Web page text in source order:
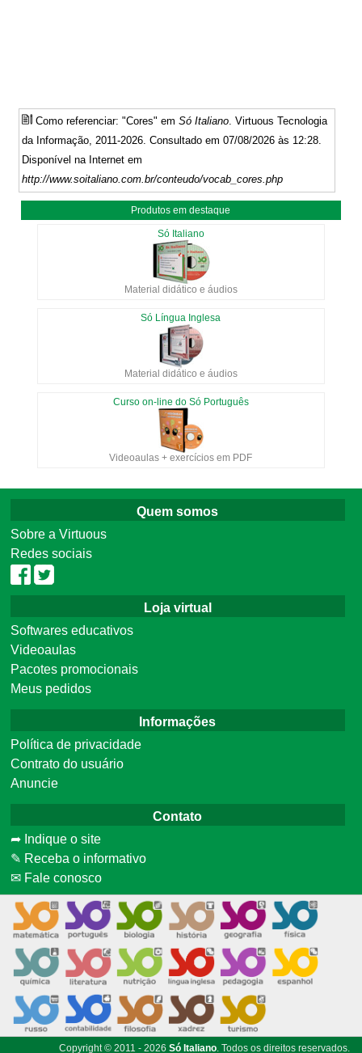
Como referenciar: "Cores" emSó Italiano. Virtuous Tecnologia
da Informação, 2011-2026. Consultado em 07/08/2026 às 12:28.
Disponível na Internet em
http://www.soitaliano.com.br/conteudo/vocab_cores.php
Produtos em destaque
Só Italiano
Material didático e áudios
Só Língua Inglesa
Material didático e áudios
Curso on-line do Só Português
Videoaulas + exercícios em PDF
Quem somos
Sobre a Virtuous
Redes sociais
Loja virtual
Softwares educativos
Videoaulas
Pacotes promocionais
Meus pedidos
Informações
Política de privacidade
Contrato do usuário
Anuncie
Contato
➦ Indique o site
✎ Receba o informativo
✉ Fale conosco
Copyright © 2011 - 2026 Só Italiano. Todos os direitos reservados.